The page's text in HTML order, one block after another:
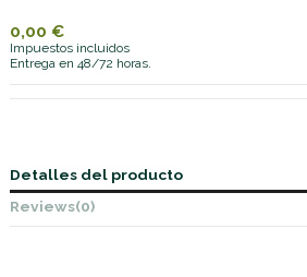
0,00 €
Impuestos incluidos
Entrega en 48/72 horas.
Detalles del producto
Reviews(0)